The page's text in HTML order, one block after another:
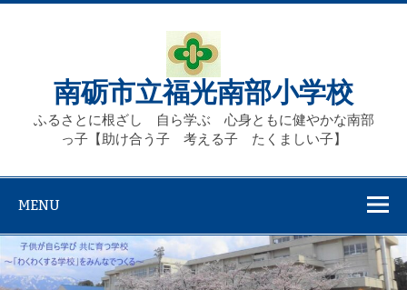
Skip
南砺市立福光南部小学校
ふるさとに根ざし 自ら学ぶ 心身ともに健やかな南部
っ子【助け合う子 考える子 たくましい子】
MENU